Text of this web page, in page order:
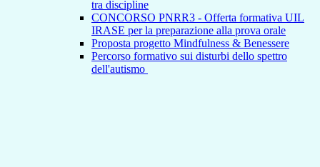
tra discipline
CONCORSO PNRR3 - Offerta formativa UIL
IRASE per la preparazione alla prova orale
Proposta progetto Mindfulness & Benessere
Percorso formativo sui disturbi dello spettro
dell'autismo